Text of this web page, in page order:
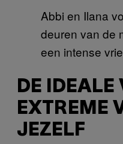
Abbi en Ilana
deuren van de
een intense
DE IDEALE
EXTREME
JEZELF